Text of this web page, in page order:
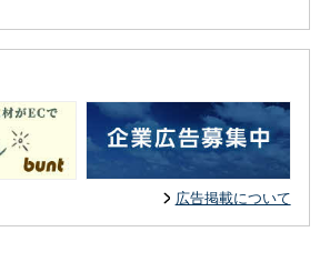
広告掲載について